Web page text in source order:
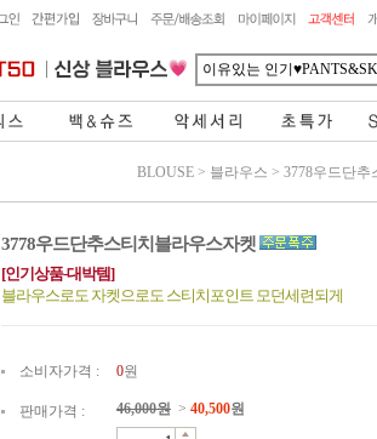
BLOUSE > 블라우스 > 3778우드단추
3778우드단추스티치블라우스자켓
[인기상품-대박템]
블라우스로도 자켓으로도 스티치포인트 모던세련되게
소비자가격 : 0원
판매가격 : 46,000원 > 40,500원